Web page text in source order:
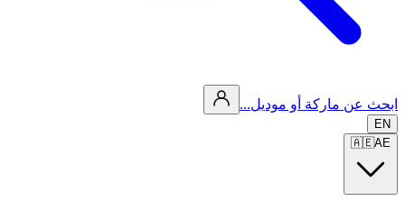
ابحث عن ماركة أو موديل...
EN
🇦🇪AE